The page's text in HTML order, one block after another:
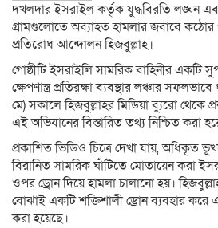
দখলদার ইসরাইল কর্তৃক যুদ্ধবিরতি লঙ্ঘন
গ্রামগুলোতে অব্যাহত হামলার জবাবে কঠোর
প্রতিরোধ আন্দোলন হিজবুল্লাহ।
গোষ্ঠীটি ইসরাইলি সামরিক বাহিনীর একটি
ক্ষেপণাস্ত্র প্রতিরক্ষা ব্যবস্থার লঞ্চার
মে) সকালে হিজবুল্লাহর মিডিয়া ব্যুরো
এই অভিযানের বিস্তারিত তথ্য নিশ্চিত করা
প্রকাশিত ভিডিও চিত্রে দেখা যায়, অধিকৃত
বিরানিত সামরিক ঘাঁটিতে মোতায়েন করা
ওপর ড্রোন দিয়ে হামলা চালানো হয়।
বোঝাই একটি শক্তিশালী ড্রোন ব্যবহার করে
করা হয়েছে।